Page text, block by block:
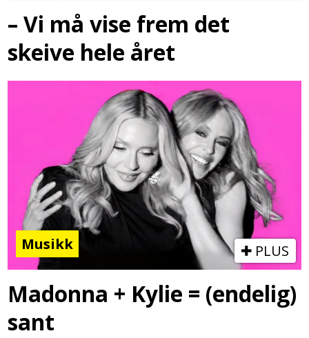
– Vi må vise frem det
skeive hele året
Musikk PLUS
Madonna + Kylie = (endelig)
sant